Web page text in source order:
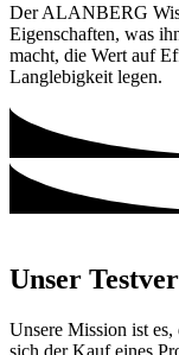
Der ALANBERG
Eigenschaften, was
macht, die Wert auf
Langlebigkeit legen.
Unser
Unsere Mission ist
sich der Kauf eines